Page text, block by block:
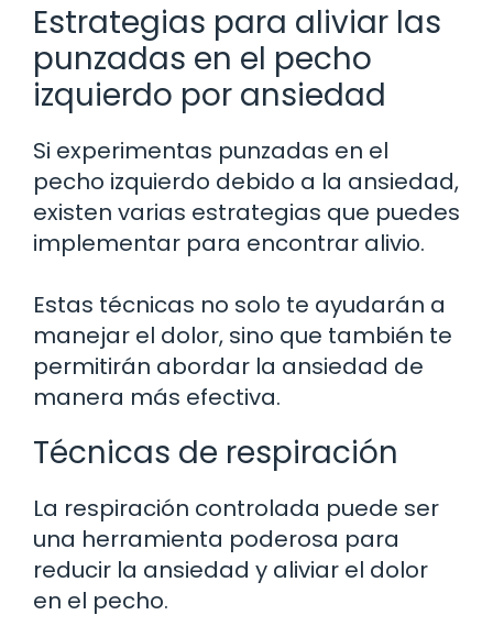
Estrategias para aliviar las
punzadas en el pecho
izquierdo por ansiedad
Si experimentas punzadas en el
pecho izquierdo debido a la ansiedad,
existen varias estrategias que puedes
implementar para encontrar alivio.
Estas técnicas no solo te ayudarán a
manejar el dolor, sino que también te
permitirán abordar la ansiedad de
manera más efectiva.
Técnicas de respiración
La respiración controlada puede ser
una herramienta poderosa para
reducir la ansiedad y aliviar el dolor
en el pecho.